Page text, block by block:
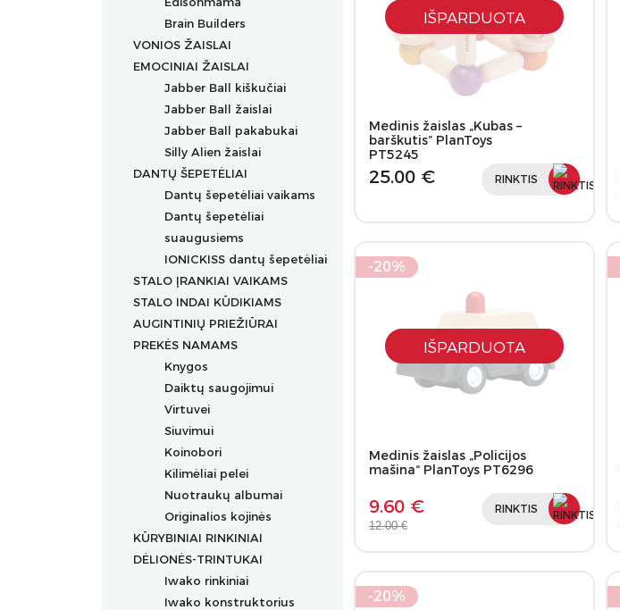
Brain Builders
Žaislų rinkiniai
Žaislai nuo gimimo
Žaislai nuo 2+ mėn.
Žaislai nuo 3+ mėn.
Žaislai nuo 4+ mėn.
Žaislai nuo 5+ mėn.
Žaislai nuo 6+ mėn.
Žaislai nuo 7+ mėn.
VONIOS ŽAISLAI
EMOCINIAI ŽAISLAI
Jabber Ball kiškučiai
Jabber Ball žaislai
Jabber Ball pakabukai
Silly Alien žaislai
DANTŲ ŠEPETĖLIAI
Dantų šepetėliai vaikams
Dantų šepetėliai
suaugusiems
IONICKISS dantų šepetėliai
STALO ĮRANKIAI VAIKAMS
STALO INDAI KŪDIKIAMS
AUGINTINIŲ PRIEŽIŪRAI
PREKĖS NAMAMS
Knygos
Daiktų saugojimui
Virtuvei
Siuvimui
Koinobori
Kilimėliai pelei
Nuotraukų albumai
Originalios kojinės
KŪRYBINIAI RINKINIAI
DĖLIONĖS-TRINTUKAI
Iwako rinkiniai
Iwako konstruktorius
IŠPARDUOTA
Medinis žaislas „Kubas –
barškutis” PlanToys
PT5245
25.00 € RINKTIS
-20%
IŠPARDUOTA
Medinis žaislas „Policijos
mašina“ PlanToys PT6296
9.60 €
12.00 €
RINKTIS
-20%